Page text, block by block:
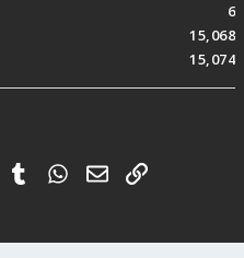
6
15,068
15,074
PinterestTumblrWhatsApp
電子郵件
連結